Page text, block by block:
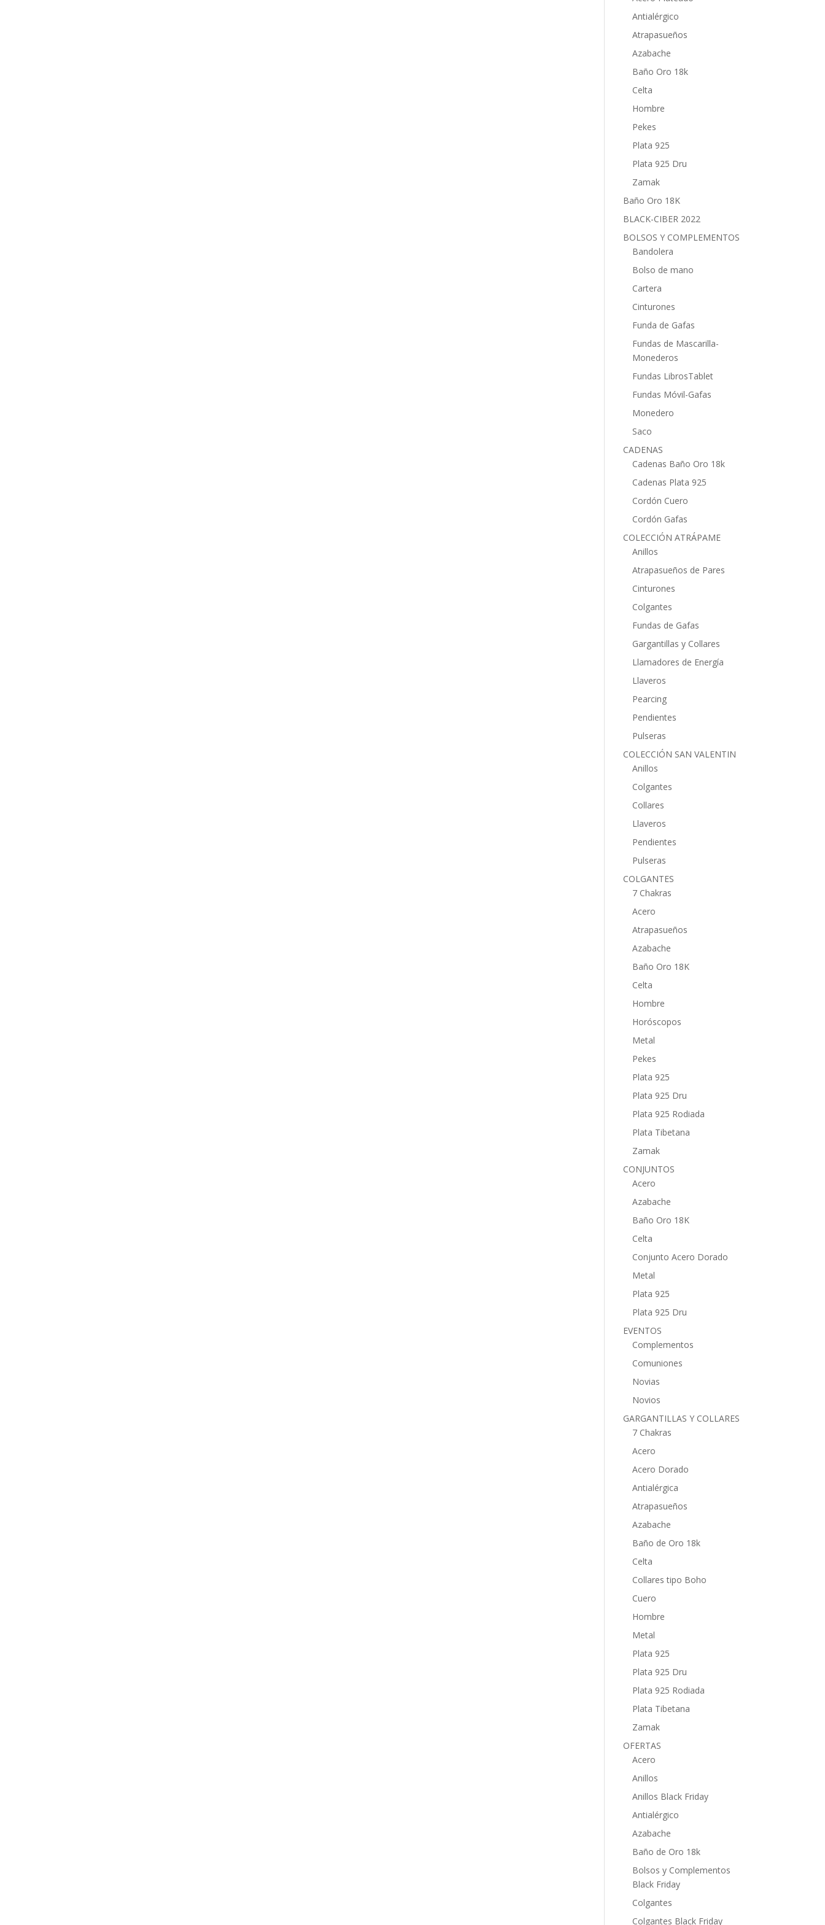
Antialérgico
Atrapasueños
Azabache
Baño Oro 18k
Celta
Hombre
Pekes
Plata 925
Plata 925 Dru
Zamak
Baño Oro 18K
BLACK-CIBER 2022
BOLSOS Y COMPLEMENTOS
Bandolera
Bolso de mano
Cartera
Cinturones
Funda de Gafas
Fundas de Mascarilla-
Monederos
Fundas LibrosTablet
Fundas Móvil-Gafas
Monedero
Saco
CADENAS
Cadenas Baño Oro 18k
Cadenas Plata 925
Cordón Cuero
Cordón Gafas
COLECCIÓN ATRÁPAME
Anillos
Atrapasueños de Pares
Cinturones
Colgantes
Fundas de Gafas
Gargantillas y Collares
Llamadores de Energía
Llaveros
Pearcing
Pendientes
Pulseras
COLECCIÓN SAN VALENTIN
Anillos
Colgantes
Collares
Llaveros
Pendientes
Pulseras
COLGANTES
7 Chakras
Acero
Atrapasueños
Azabache
Baño Oro 18K
Celta
Hombre
Horóscopos
Metal
Pekes
Plata 925
Plata 925 Dru
Plata 925 Rodiada
Plata Tibetana
Zamak
CONJUNTOS
Acero
Azabache
Baño Oro 18K
Celta
Conjunto Acero Dorado
Metal
Plata 925
Plata 925 Dru
EVENTOS
Complementos
Comuniones
Novias
Novios
GARGANTILLAS Y COLLARES
7 Chakras
Acero
Acero Dorado
Antialérgica
Atrapasueños
Azabache
Baño de Oro 18k
Celta
Collares tipo Boho
Cuero
Hombre
Metal
Plata 925
Plata 925 Dru
Plata 925 Rodiada
Plata Tibetana
Zamak
OFERTAS
Acero
Anillos
Anillos Black Friday
Antialérgico
Azabache
Baño de Oro 18k
Bolsos y Complementos
Black Friday
Colgantes
Colgantes Black Friday